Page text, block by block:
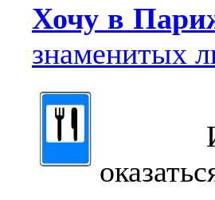
Хочу в
знаменитых